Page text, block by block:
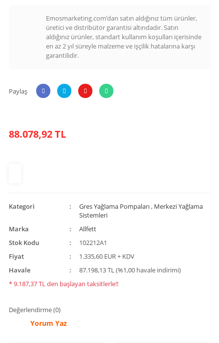
Emosmarketing.com’dan satın aldığınız tüm ürünler,
üretici ve distribütör garantisi altındadır. Satın
aldığınız ürünler, standart kullanım koşulları içerisinde
en az 2 yıl süreyle malzeme ve işçilik hatalarına karşı
garantilidir.
Paylaş
88.078,92 TL
Kategori Gres Yağlama Pompaları, Merkezi Yağlama
Sistemleri
Marka
Allfett
Stok Kodu
102212A1
Fiyat
1.335,60 EUR + KDV
Havale
87.198,13 TL (%1,00 havale indirimi)
* 9.187,37 TL den başlayan taksitlerle!!
Değerlendirme (0)
Yorum Yaz